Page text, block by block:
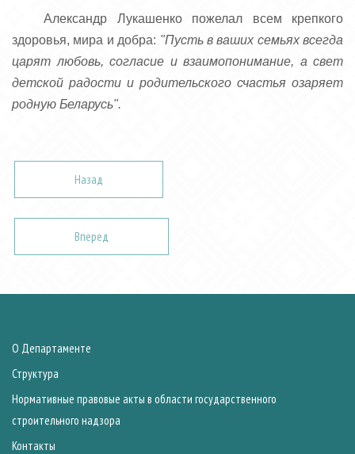
Александр Лукашенко пожелал всем крепкого
здоровья, мира и добра: "Пусть в ваших семьях всегда
царят любовь, согласие и взаимопонимание, а свет
детской радости и родительского счастья озаряет
родную Беларусь".
Назад
Вперед
О Департаменте
Структура
Нормативные правовые акты в области государственного
строительного надзора
Контакты